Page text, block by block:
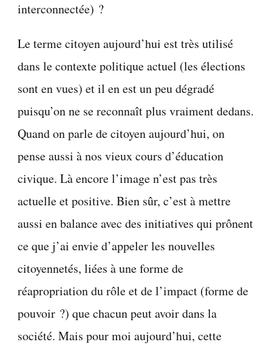
interconnectée) ?
Le terme citoyen aujourd’hui est très utilisé
dans le contexte politique actuel (les élections
sont en vues) et il en est un peu dégradé
puisqu’on ne se reconnaît plus vraiment dedans.
Quand on parle de citoyen aujourd’hui, on
pense aussi à nos vieux cours d’éducation
civique. Là encore l’image n’est pas très
actuelle et positive. Bien sûr, c’est à mettre
aussi en balance avec des initiatives qui prônent
ce que j’ai envie d’appeler les nouvelles
citoyennetés, liées à une forme de
réapropriation du rôle et de l’impact (forme de
pouvoir ?) que chacun peut avoir dans la
société. Mais pour moi aujourd’hui, cette